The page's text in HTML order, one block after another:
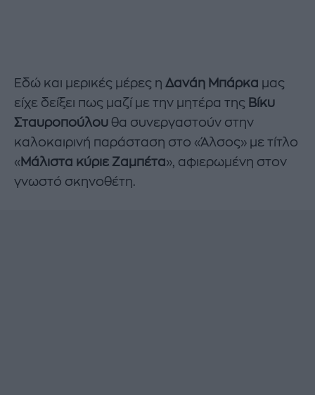
Εδώ και μερικές μέρες η Δανάη Μπάρκα μας
είχε δείξει πως μαζί με την μητέρα της Βίκυ
Σταυροπούλου θα συνεργαστούν στην
καλοκαιρινή παράσταση στο «Άλσος» με τίτλο
«Μάλιστα κύριε Ζαμπέτα», αφιερωμένη στον
γνωστό σκηνοθέτη.